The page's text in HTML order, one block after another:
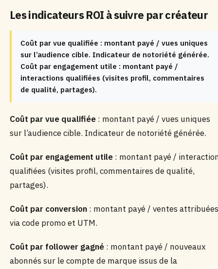
Les indicateurs ROI à suivre par créateur
Coût par vue qualifiée : montant payé / vues uniques
sur l’audience cible. Indicateur de notoriété générée.
Coût par engagement utile : montant payé /
interactions qualifiées (visites profil, commentaires
de qualité, partages).
Coût par vue qualifiée : montant payé / vues uniques
sur l’audience cible. Indicateur de notoriété générée.
Coût par engagement utile : montant payé /
qualifiées (visites profil, commentaires de qualité,
partages).
Coût par conversion : montant payé / ventes attribuées
via code promo et UTM.
Coût par follower gagné : montant payé / nouveaux
abonnés sur le compte de marque issus de la